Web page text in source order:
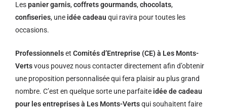
Lespanier garnis,coffrets gourmands,chocolats,
confiseries, une idée cadeau qui ravira pour toutes les
occasions.
Professionnelset Comités d’Entreprise (CE) à Les Monts-
Vertsvous pouvez nous contacter directement afin d’obtenir
une proposition personnalisée qui fera plaisir au plus grand
nombre. C’est en quelque sorte une parfaite idée de cadeau
pour les entreprises à Les Monts-Vertsqui souhaitent faire